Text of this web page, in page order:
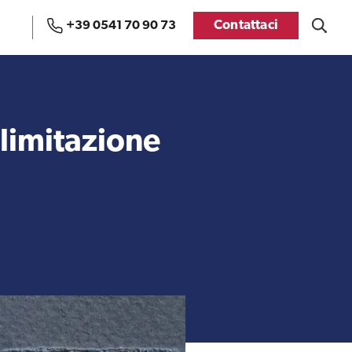
assistite da ExportUSA
Internazionalizzazione
e Accesso al Mercato
Contattaci
+39 0541 70 90 73